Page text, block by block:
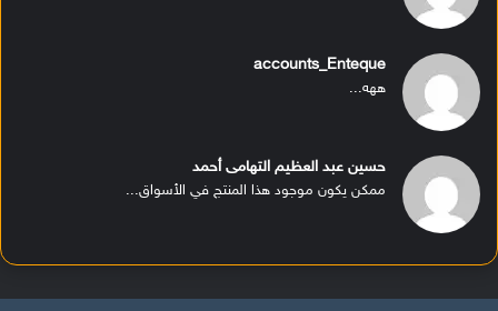
accounts_Enteque
ههه...
حسين عبد العظيم التهامى أحمد
ممكن يكون موجود هذا المنتج في الأسواق...